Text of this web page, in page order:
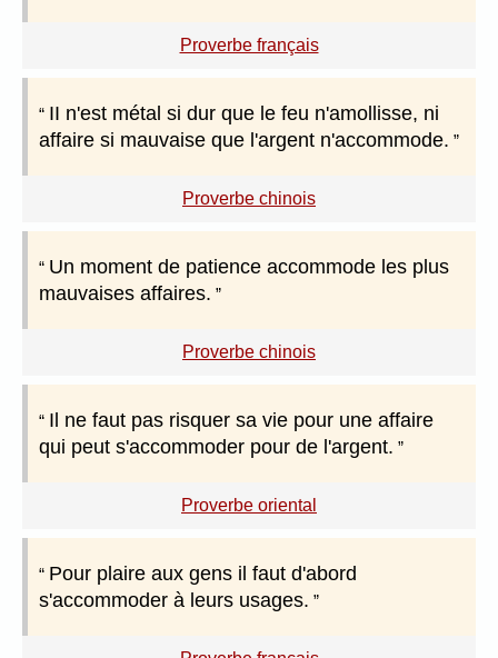
Proverbe français
II n'est métal si dur que le feu n'amollisse, ni
affaire si mauvaise que l'argent n'accommode.
Proverbe chinois
Un moment de patience accommode les plus
mauvaises affaires.
Proverbe chinois
Il ne faut pas risquer sa vie pour une affaire
qui peut s'accommoder pour de l'argent.
Proverbe oriental
Pour plaire aux gens il faut d'abord
s'accommoder à leurs usages.